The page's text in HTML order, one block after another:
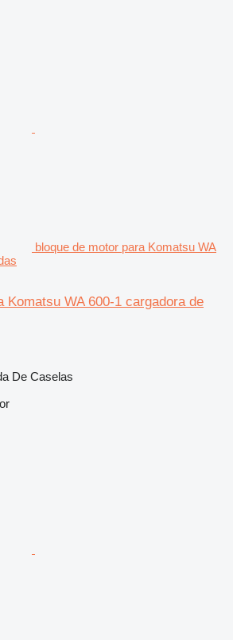
bloque de motor para Komatsu WA
Komatsu WA 600-1 cargadora de
De Caselas